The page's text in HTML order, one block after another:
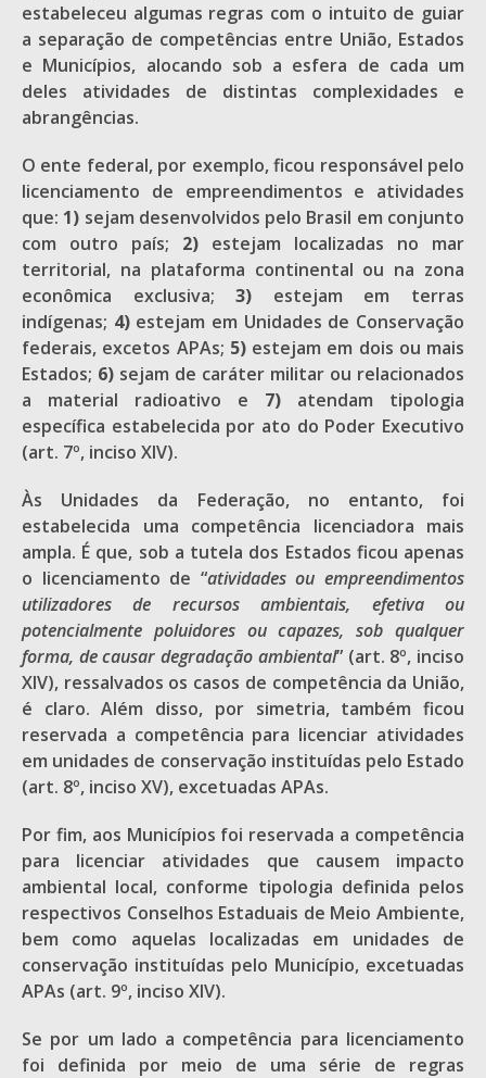
estabeleceu algumas regras com o intuito de guiar
a separação de competências entre União, Estados
e Municípios, alocando sob a esfera de cada um
deles atividades de distintas complexidades e
abrangências.
O ente federal, por exemplo, ficou responsável pelo
licenciamento de empreendimentos e atividades
que: 1) sejam desenvolvidos pelo Brasil em conjunto
com outro país; 2) estejam localizadas no mar
territorial, na plataforma continental ou na zona
econômica exclusiva;3) estejam em terras
indígenas; 4)estejam em Unidades de Conservação
federais, excetos APAs; 5)estejam em dois ou mais
Estados; 6) sejam de caráter militar ou relacionados
a material radioativo e 7) atendam tipologia
específica estabelecida por ato do Poder Executivo
(art. 7º, inciso XIV).
Às Unidades da Federação, no entanto, foi
estabelecida uma competência licenciadora mais
ampla. É que, sob a tutela dos Estados ficou apenas
o licenciamento de “atividades ou empreendimentos
utilizadores de recursos ambientais, efetiva ou
potencialmente poluidores ou capazes, sob qualquer
forma, de causar degradação ambiental” (art. 8º, inciso
XIV), ressalvados os casos de competência da União,
é claro. Além disso, por simetria, também ficou
reservada a competência para licenciar atividades
em unidades de conservação instituídas pelo Estado
(art. 8º, inciso XV), excetuadas APAs.
Por fim, aos Municípios foi reservada a competência
para licenciar atividades que causem impacto
ambiental local, conforme tipologia definida pelos
respectivos Conselhos Estaduais de Meio Ambiente,
bem como aquelas localizadas em unidades de
conservação instituídas pelo Município, excetuadas
APAs (art. 9º, inciso XIV).
Se por um lado a competência para licenciamento
foi definida por meio de uma série de regras